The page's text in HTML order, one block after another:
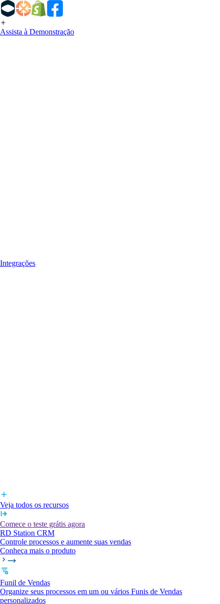
Assista à Demonstração
Integrações
Veja todos os recursos
Comece o teste grátis agora
RD Station CRM
Controle processos e aumente suas vendas
Conheça mais o produto
Funil de Vendas
Organize seus processos em um ou vários Funis de Vendas
personalizados